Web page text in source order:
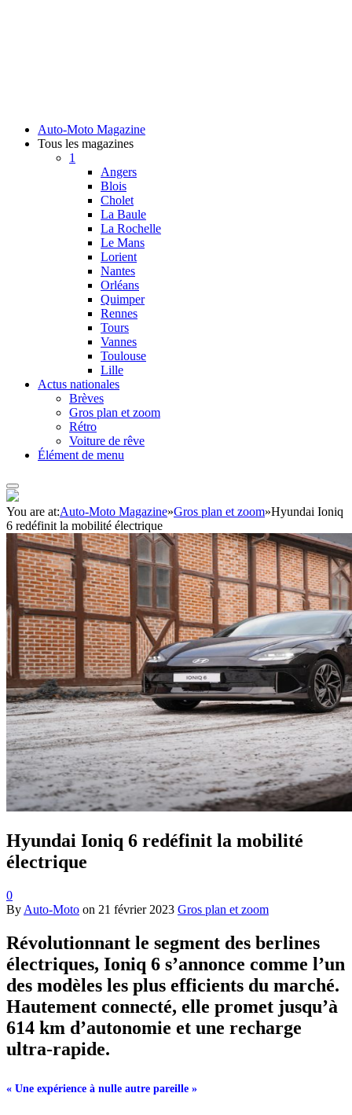
Auto-Moto Magazine
Tous les magazines
1
Angers
Blois
Cholet
La Baule
La Rochelle
Le Mans
Lorient
Nantes
Orléans
Quimper
Rennes
Tours
Vannes
Toulouse
Lille
Actus nationales
Brèves
Gros plan et zoom
Rétro
Voiture de rêve
Élément de menu
You are at:Auto-Moto Magazine»Gros plan et zoom»Hyundai Ioniq
6 redéfinit la mobilité électrique
Hyundai Ioniq 6 redéfinit la mobilité
électrique
0
By Auto-Moto on 21 février 2023 Gros plan et zoom
Révolutionnant le segment des berlines
électriques, Ioniq 6 s’annonce comme l’un
des modèles les plus efficients du marché.
Hautement connecté, elle promet jusqu’à
614 km d’autonomie et une recharge
ultra-rapide.
« Une expérience à nulle autre pareille »